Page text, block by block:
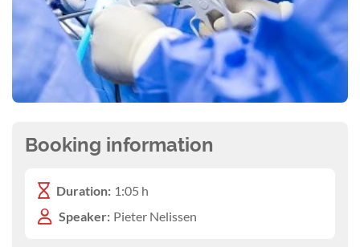
Booking information
Duration: 1:05 h
Speaker: Pieter Nelissen